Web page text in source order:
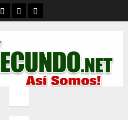
ContactoQuienes Somos
Política de privacidad